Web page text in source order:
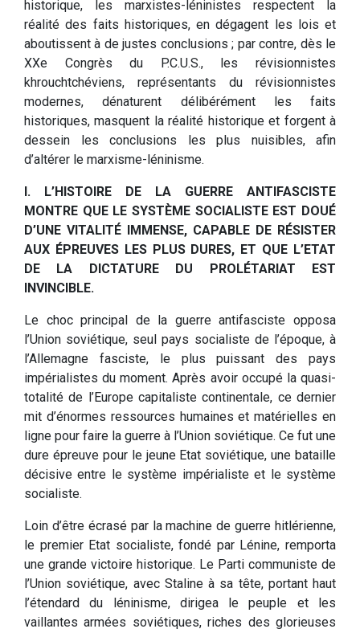
historique, les marxistes-léninistes respectent la
réalité des faits historiques, en dégagent les lois et
aboutissent à de justes conclusions ; par contre, dès le
XXe Congrès du P.C.U.S., les révisionnistes
khrouchtchéviens, représentants du révisionnistes
modernes, dénaturent délibérément les faits
historiques, masquent la réalité historique et forgent à
dessein les conclusions les plus nuisibles, afin
d’altérer le marxisme-léninisme.
I. L’HISTOIRE DE LA GUERRE ANTIFASCISTE
MONTRE QUE LE SYSTÈME SOCIALISTE EST DOUÉ
D’UNE VITALITÉ IMMENSE, CAPABLE DE RÉSISTER
AUX ÉPREUVES LES PLUS DURES, ET QUE L’ETAT
DE LA DICTATURE DU PROLÉTARIAT EST
INVINCIBLE.
Le choc principal de la guerre antifasciste opposa
l’Union soviétique, seul pays socialiste de l’époque, à
l’Allemagne fasciste, le plus puissant des pays
impérialistes du moment. Après avoir occupé la quasi-
totalité de l’Europe capitaliste continentale, ce dernier
mit d’énormes ressources humaines et matérielles en
ligne pour faire la guerre à l’Union soviétique. Ce fut une
dure épreuve pour le jeune Etat soviétique, une bataille
décisive entre le système impérialiste et le système
socialiste.
Loin d’être écrasé par la machine de guerre hitlérienne,
le premier Etat socialiste, fondé par Lénine, remporta
une grande victoire historique. Le Parti communiste de
l’Union soviétique, avec Staline à sa tête, portant haut
l’étendard du léninisme, dirigea le peuple et les
vaillantes armées soviétiques, riches des glorieuses